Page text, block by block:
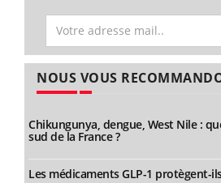
NOUS VOUS
Chikungunya, dengue, West Nile :
sud de la France ?
Les médicaments GLP-1 protègent-